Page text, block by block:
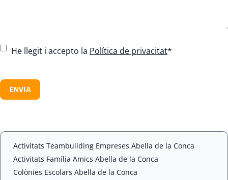
C
s
e
*
He llegit i accepto la Política de privacitat*
A
P
H
Activitats Teambuilding Empreses Abella de la Conca
Activitats Família Amics Abella de la Conca
Colònies Escolars Abella de la Conca